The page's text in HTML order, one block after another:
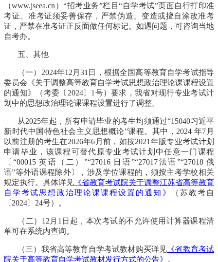
（www.jseea.cn）“招考业务”栏目“自学考试”页面自行打印准
考证。准考证须妥善保存，严禁伪造、变造或擅自涂改准考
证，严禁在准考证正反面做任何标记。如遇问题，可咨询当地
自考办。
五、其他
（一） 2024年12月31日，根据全国高等教育自学考试指导
委员会《关于调整高等教育自学考试思想政治理论课课程设置
的通知》（考委〔2024〕1号）要求，我省对现行专业考试计
划中的思想政治理论课课程设置进行了调整。
从2025年起，所有申请毕业的考生均须通过“15040习近平
新时代中国特色社会主义思想概论”课程。 其中， 2024 年7月
以前注册的考生在2026年6月前，如按2021年版专业考试计划
申请毕业，该课程可替代原专业考试计划中任意一门课程
〔“00015 英语（二）”“27016 日语”“27017法语”“27018 俄
语”等外语课程除外〕，涉及学位课程的，须按主考学校相关
规定执行。具体详见 《省教育考试院关于调整江苏省高等教育
自学考试思想政治理论课课程设置的通知》
（苏教考自
〔 2024〕24号）。
（二） 12月1日起，本次考试的不允许使用计算器课程清
单可在系统内查询。
（三）我省高等教育自学考试教材购买详见 《省教育考试
院关于高等教育自学考试教材发行方式的公告》
。